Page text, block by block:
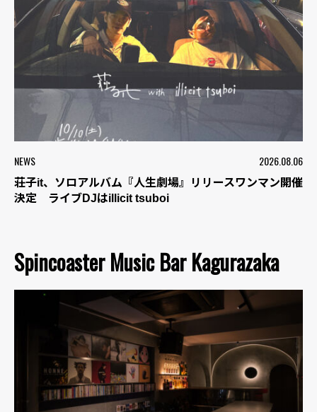
NEWS 2026.08.06
荘子it、ソロアルバム『人生劇場』リリースワンマン開催
決定 ライブDJはillicit tsuboi
Spincoaster Music Bar Kagurazaka